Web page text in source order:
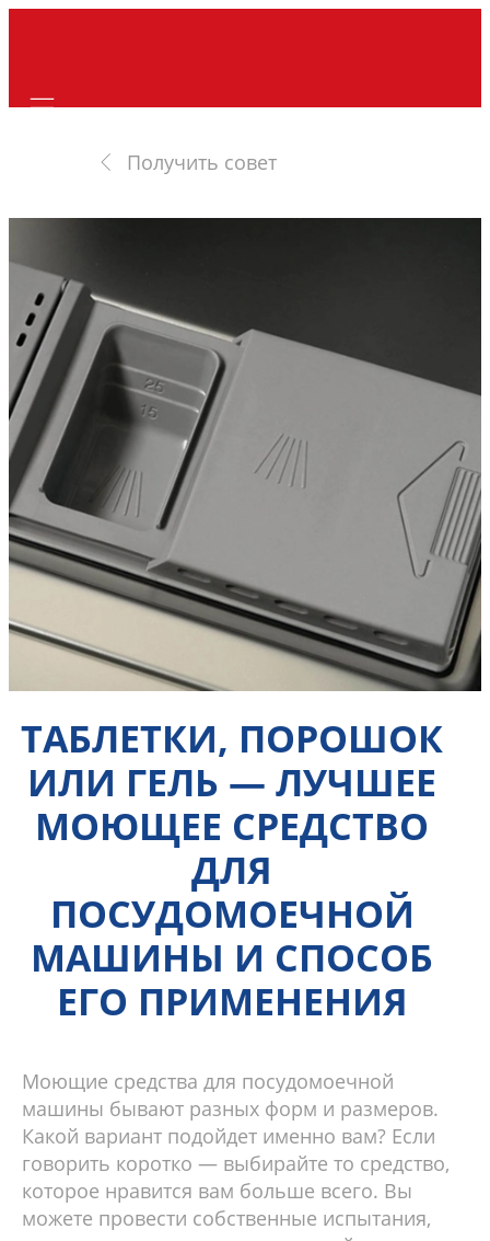
Получить совет
ТАБЛЕТКИ, ПОРОШОК
ИЛИ ГЕЛЬ — ЛУЧШЕЕ
МОЮЩЕЕ СРЕДСТВО
ДЛЯ
ПОСУДОМОЕЧНОЙ
МАШИНЫ И СПОСОБ
ЕГО ПРИМЕНЕНИЯ
Моющие средства для посудомоечной
машины бывают разных форм и размеров.
Какой вариант подойдет именно вам? Если
говорить коротко — выбирайте то средство,
которое нравится вам больше всего. Вы
можете провести собственные испытания,